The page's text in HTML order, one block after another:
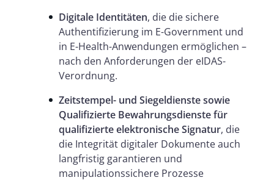
Digitale Identitäten, die die sichere
Authentifizierung im E-Government und
in E-Health-Anwendungen ermöglichen –
nach den Anforderungen der eIDAS-
Verordnung.
Zeitstempel- und Siegeldienste sowie
Qualifizierte Bewahrungsdienste für
qualifizierte elektronische Signatur, die
die Integrität digitaler Dokumente auch
langfristig garantieren und
manipulationssichere Prozesse